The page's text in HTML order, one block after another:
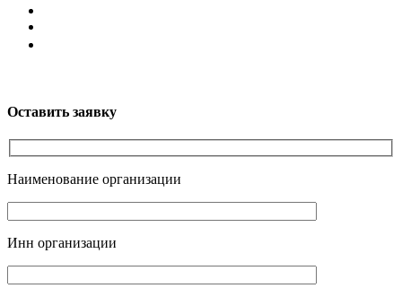
Оставить заявку
Наименование организации
Инн организации